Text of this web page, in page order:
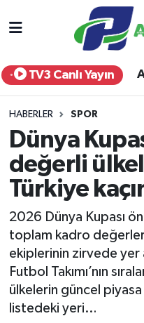
TV3 Canlı Yayın
HABERLER SPOR
Dünya
değerli
Türkiye
2026 Dünya Kupası
toplam kadro
ekiplerinin zirvede yer
Futbol Takımı’nın
ülkelerin güncel
listedeki yeri…
Yurt Haber
Afyon Haber
Siyaset
Spor
Eğitim
Sağlık
Teknoloji
Afyonkarahisar
Afyonkarahisar
Afyonkarahisar
Süper Lig Puan
Tüm Manşetler
Son Dakika
Haber Arşivi